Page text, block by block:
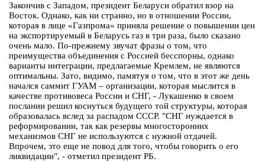
Закончив с Западом, президент Беларуси обратил взор на
Восток. Однако, как ни странно, но в отношении России,
которая в лице «Газпрома» приняла решение о повышении цен
на экспортируемый в Беларусь газ в три раза, было сказано
очень мало. По-прежнему звучат фразы о том, что
преимущества объединения с Россией бесспорны, однако
варианты интеграции, предлагаемые Кремлем, не являются
оптимальны. Зато, видимо, памятуя о том, что в этот же день
начался саммит ГУАМ – организации, которая мыслится в
качестве противовеса России и СНГ, - Лукашенко в своем
послании решил коснуться будущего той структуры, которая
образовалась вслед за распадом СССР. "СНГ нуждается в
реформировании, так как резервы многосторонних
механизмов СНГ не используются с нужной отдачей.
Впрочем, это еще не повод для того, чтобы говорить о его
ликвидации", - отметил президент РБ.